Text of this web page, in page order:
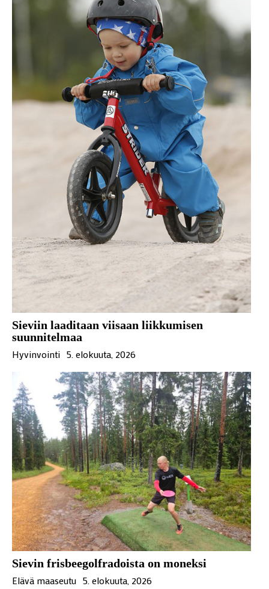
Sieviin laaditaan viisaan liikkumisen
suunnitelmaa
Hyvinvointi 5. elokuuta, 2026
Sievin frisbeegolfradoista on moneksi
Elävä maaseutu 5. elokuuta, 2026